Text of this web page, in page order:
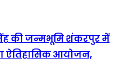
की जन्मभूमि शंकरपुर में
ऐतिहासिक आयोजन,